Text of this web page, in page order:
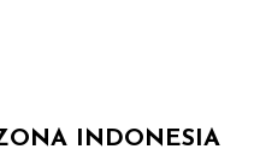
INDONESIA